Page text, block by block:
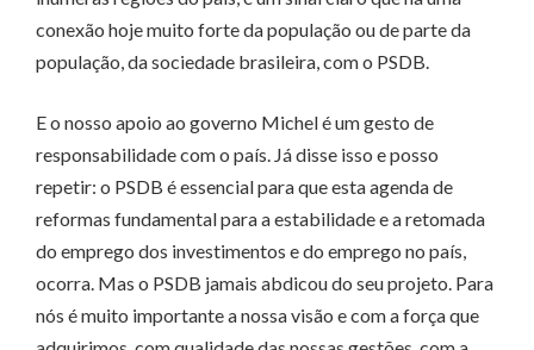
conexão hoje muito forte da população ou de parte da
população, da sociedade brasileira, com o PSDB.
E o nosso apoio ao governo Michel é um gesto de
responsabilidade com o país. Já disse isso e posso
repetir: o PSDB é essencial para que esta agenda de
reformas fundamental para a estabilidade e a retomada
do emprego dos investimentos e do emprego no país,
ocorra. Mas o PSDB jamais abdicou do seu projeto. Para
nós é muito importante a nossa visão e com a força que